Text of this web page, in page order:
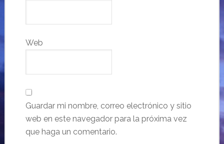
Web
Guardar mi nombre, correo electrónico y sitio
web en este navegador para la próxima vez
que haga un comentario.